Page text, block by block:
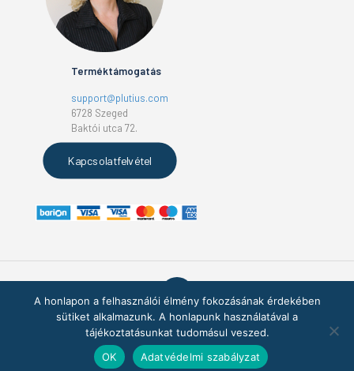
Terméktámogatás
support@plutius.com
6728 Szeged
Baktói utca 72.
Kapcsolatfelvétel
PLUTIUS® | www.plutius.com | 2017-2026 © All Rights Reserved.
A honlapon a felhasználói élmény fokozásának érdekében
sütiket alkalmazunk. A honlapunk használatával a
tájékoztatásunkat tudomásul veszed.
OK
Adatvédelmi szabályzat